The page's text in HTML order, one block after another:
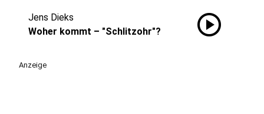
Jens Dieks
Woher kommt – "Schlitzohr"?
play_circle
Anzeige